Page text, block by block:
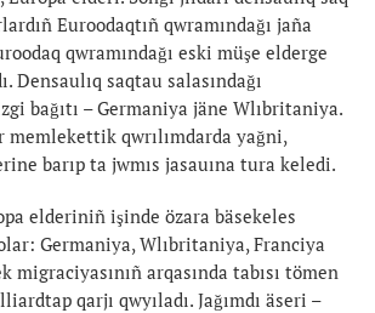
Euroodaqtıñ qwramın­dağı jaña
qwramındağı eski müşe elderge
Densaulıq saqtau sala­sın­dağı
bağıtı – Germaniya jäne Wlıbritaniya.
qwrılımdarda yağni,
barıp ta jwmıs jasauına tura keledi.
elderiniñ işinde özara bäsekeles
Germaniya, Wlıbritaniya, Franciya
migraciyasınıñ arqasında ta­bısı tömen
qarjı qwyıladı. Jağımdı äseri –